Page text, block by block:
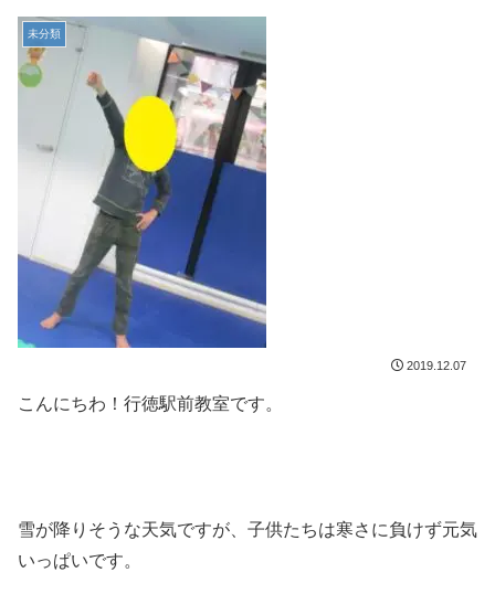
未分類
2019.12.07
こんにちわ！行徳駅前教室です。
雪が降りそうな天気ですが、子供たちは寒さに負けず元気
いっぱいです。